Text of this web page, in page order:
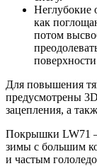
Неглубокие
как
потом
Для повышения
предусмотрены
зацепления, а
Покрышки LW71 –
зимы с большим
и частым